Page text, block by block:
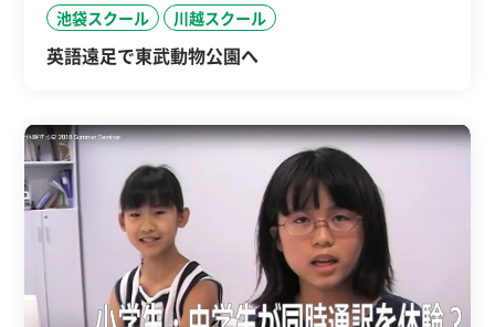
池袋スクール
川越スクール
英語遠足で東武動物公園へ